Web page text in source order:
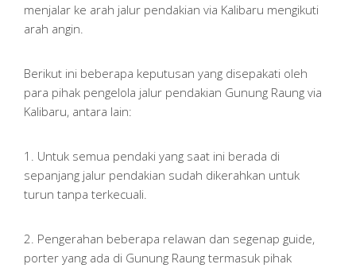
menjalar ke arah jalur pendakian via Kalibaru mengikuti
arah angin.
Berikut ini beberapa keputusan yang disepakati oleh
para pihak pengelola jalur pendakian Gunung Raung via
Kalibaru, antara lain:
1. Untuk semua pendaki yang saat ini berada di
sepanjang jalur pendakian sudah dikerahkan untuk
turun tanpa terkecuali.
2. Pengerahan beberapa relawan dan segenap guide,
porter yang ada di Gunung Raung termasuk pihak